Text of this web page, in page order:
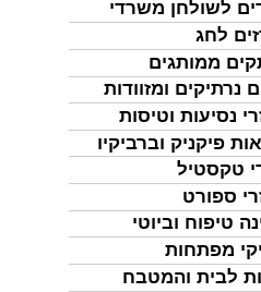
לשולחן משרדי
לחג
ממותגים
נרתיקים ומזוודות
נסיעות וטיסות
פיקניק וברביקיו
טקסטיל
ספורט
טיפוח וביוטי
מפתחות
לבית והמטבח